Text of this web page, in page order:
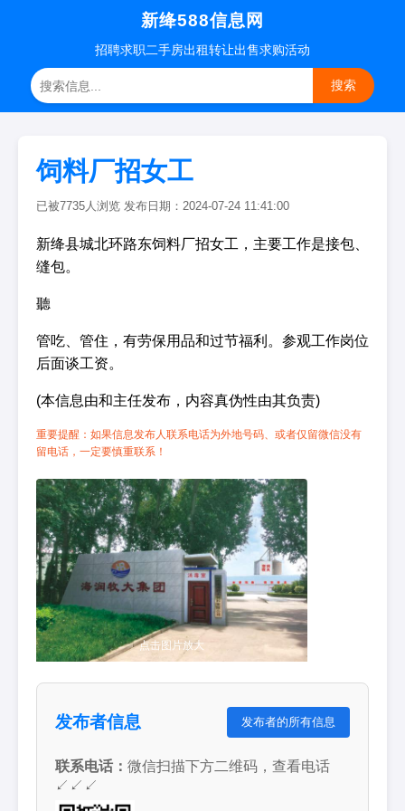
新绛588信息网
招聘求职二手房出租转让出售求购活动
搜索
饲料厂招女工
已被7735人浏览 发布日期：2024-07-24 11:41:00
新绛县城北环路东饲料厂招女工，主要工作是接包、
缝包。
聽
管吃、管住，有劳保用品和过节福利。参观工作岗位
后面谈工资。
(本信息由和主任发布，内容真伪性由其负责)
重要提醒：如果信息发布人联系电话为外地号码、或者仅留微信没有
留电话，一定要慎重联系！
点击图片放大
发布者信息 发布者的所有信息
联系电话： 微信扫描下方二维码，查看电话
↙↙↙